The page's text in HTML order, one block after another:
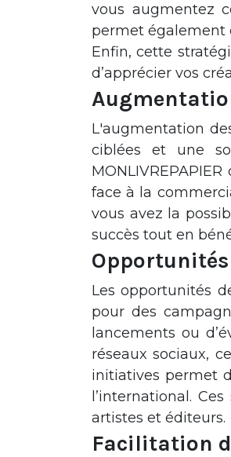
vous augmentez
permet également
Enfin, cette
d’apprécier vos
L'augmentation
ciblées et une
face à la
vous avez la
succès tout en
Les opportunités
pour des
lancements ou
réseaux sociaux,
initiatives permet
l’international.
artistes et éditeurs.
Facilitation